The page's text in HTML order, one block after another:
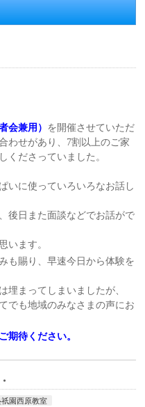
会兼用） を開催させていただ
わせがあり、7割以上のご家
くださっていました。
いに使っていろいろなお話し
後日また面談などでお話がで
います。
も賜り、早速今日から体験を
埋まってしまいましたが、
でも地域のみなさまの声にお
期待ください。
祇園西原教室